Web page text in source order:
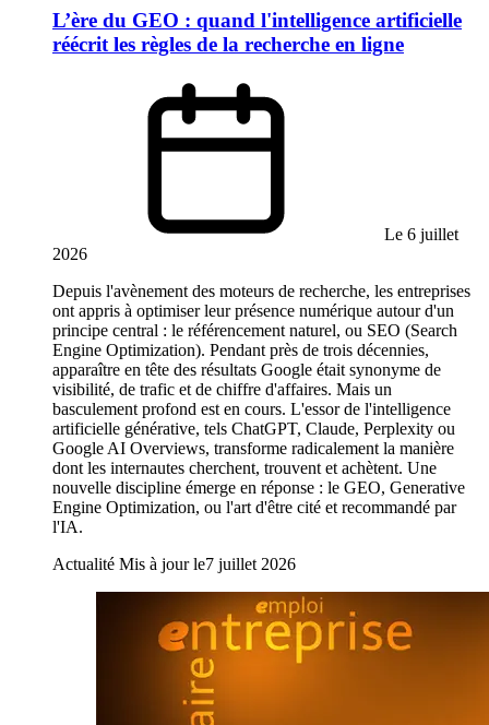
L’ère du GEO : quand l'intelligence artificielle
réécrit les règles de la recherche en ligne
Le 6 juillet
2026
Depuis l'avènement des moteurs de recherche, les entreprises
ont appris à optimiser leur présence numérique autour d'un
principe central : le référencement naturel, ou SEO (Search
Engine Optimization). Pendant près de trois décennies,
apparaître en tête des résultats Google était synonyme de
visibilité, de trafic et de chiffre d'affaires. Mais un
basculement profond est en cours. L'essor de l'intelligence
artificielle générative, tels ChatGPT, Claude, Perplexity ou
Google AI Overviews, transforme radicalement la manière
dont les internautes cherchent, trouvent et achètent. Une
nouvelle discipline émerge en réponse : le GEO, Generative
Engine Optimization, ou l'art d'être cité et recommandé par
l'IA.
Actualité Mis à jour le7 juillet 2026